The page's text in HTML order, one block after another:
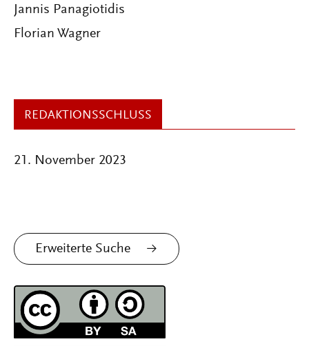
Jannis Panagiotidis
Florian Wagner
REDAKTIONSSCHLUSS
21. November 2023
Erweiterte Suche